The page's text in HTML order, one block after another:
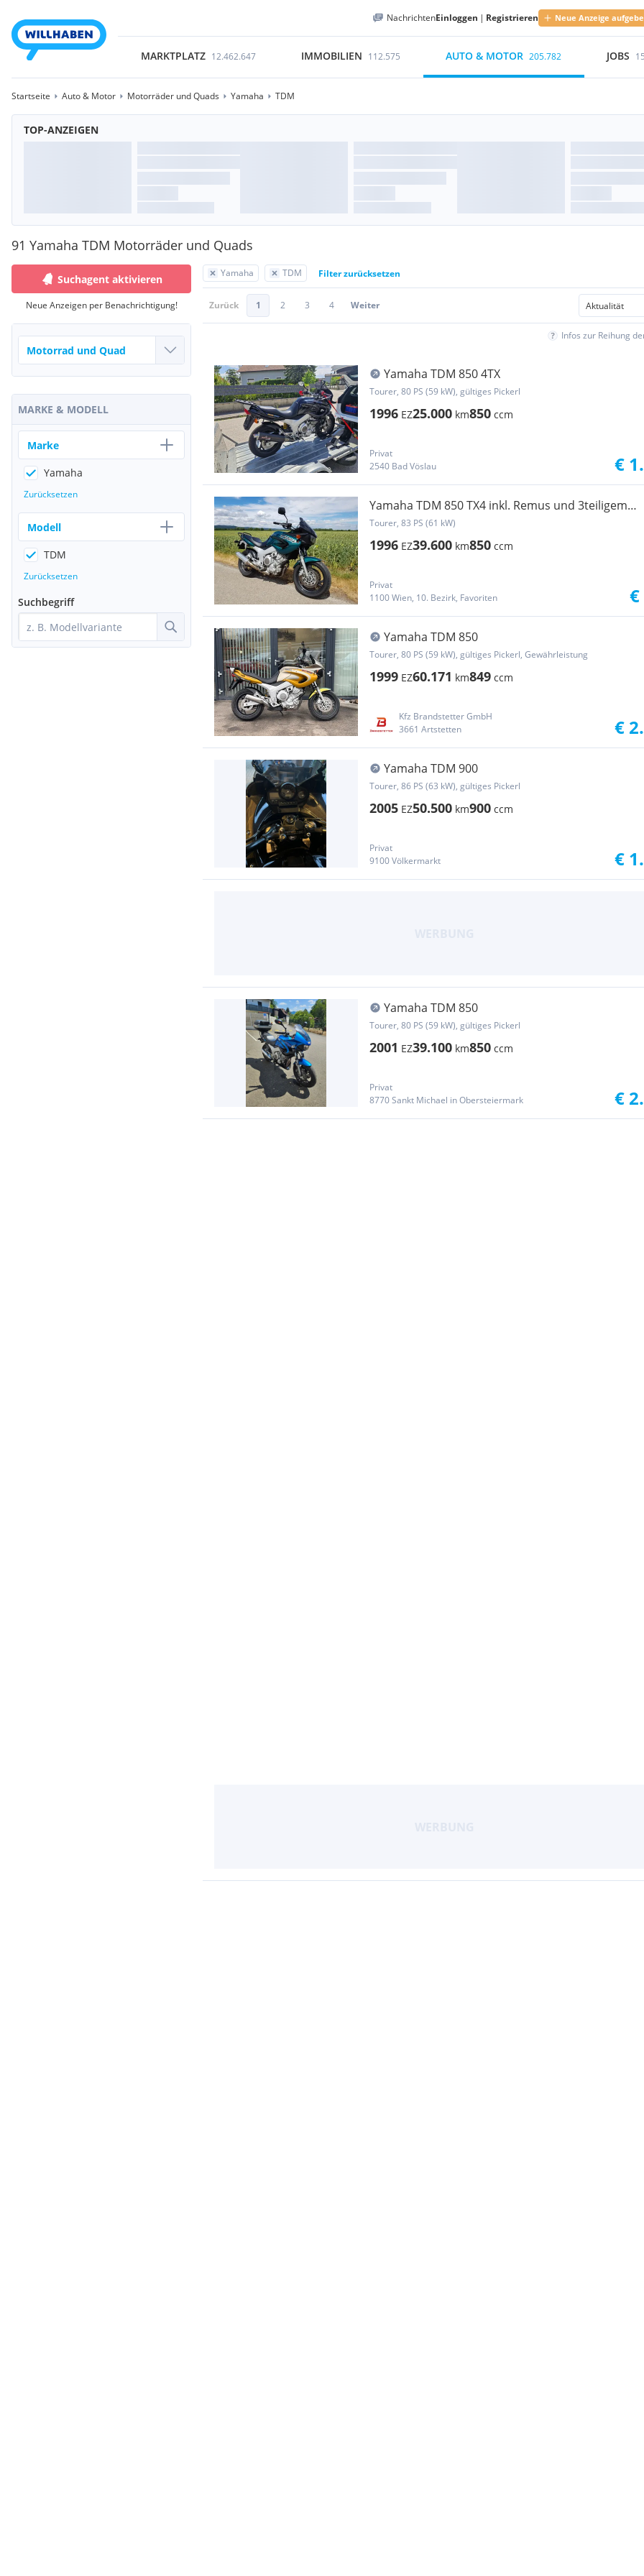
NachrichtenEinloggen | Registrieren Neue Anzeige
MARKTPLATZ 12.462.647 IMMOBILIEN 112.575 AUTO & MOTOR 205.782 JOBS
Startseite Auto & Motor Motorräder und Quads Yamaha TDM
TOP-ANZEIGEN
91 Yamaha TDM Motorräder und Quads
Yamaha TDM Filter zurücksetzen
Zurück 1 2 3 4 Weiter
Infos zur Reihung
Yamaha TDM 850 4TX
Tourer, 80 PS (59 kW), gültiges Pickerl
1996 EZ25.000 km850 ccm
Privat
2540 Bad Vöslau
€
Yamaha TDM 850 TX4 inkl. Remus und 3teiligem
Krause Kofferset
Tourer, 83 PS (61 kW)
1996 EZ39.600 km850 ccm
Privat
1100 Wien, 10. Bezirk, Favoriten
€
Yamaha TDM 850
Tourer, 80 PS (59 kW), gültiges Pickerl, Gewährleistung
1999 EZ60.171 km849 ccm
Kfz Brandstetter GmbH
3661 Artstetten
€
Yamaha TDM 900
Tourer, 86 PS (63 kW), gültiges Pickerl
2005 EZ50.500 km900 ccm
Privat
9100 Völkermarkt
€
Yamaha TDM 850
Tourer, 80 PS (59 kW), gültiges Pickerl
2001 EZ39.100 km850 ccm
Privat
8770 Sankt Michael in Obersteiermark
€
Suchagent aktivieren
Neue Anzeigen per Benachrichtigung!
MARKE & MODELL
Marke
Yamaha
Zurücksetzen
Modell
TDM
Zurücksetzen
Suchbegriff